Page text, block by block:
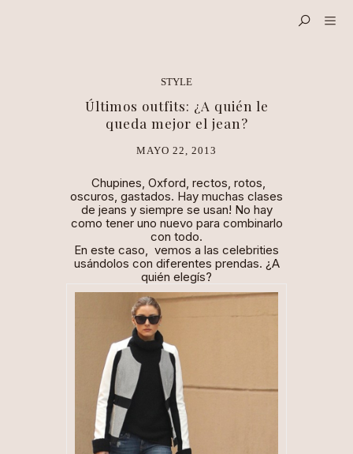
STYLE
Últimos outfits: ¿A quién le
queda mejor el jean?
MAYO 22, 2013
Chupines, Oxford, rectos, rotos,
oscuros, gastados. Hay muchas clases
de jeans y siempre se usan! No hay
como tener uno nuevo para combinarlo
con todo.
En este caso, vemos a las celebrities
usándolos con diferentes prendas. ¿A
quién elegís?